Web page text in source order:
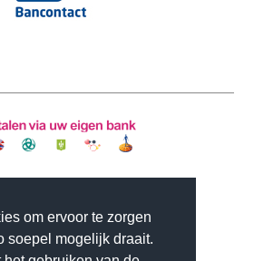
om ervoor te zorgen
soepel mogelijk draait.
doorFlexamedia